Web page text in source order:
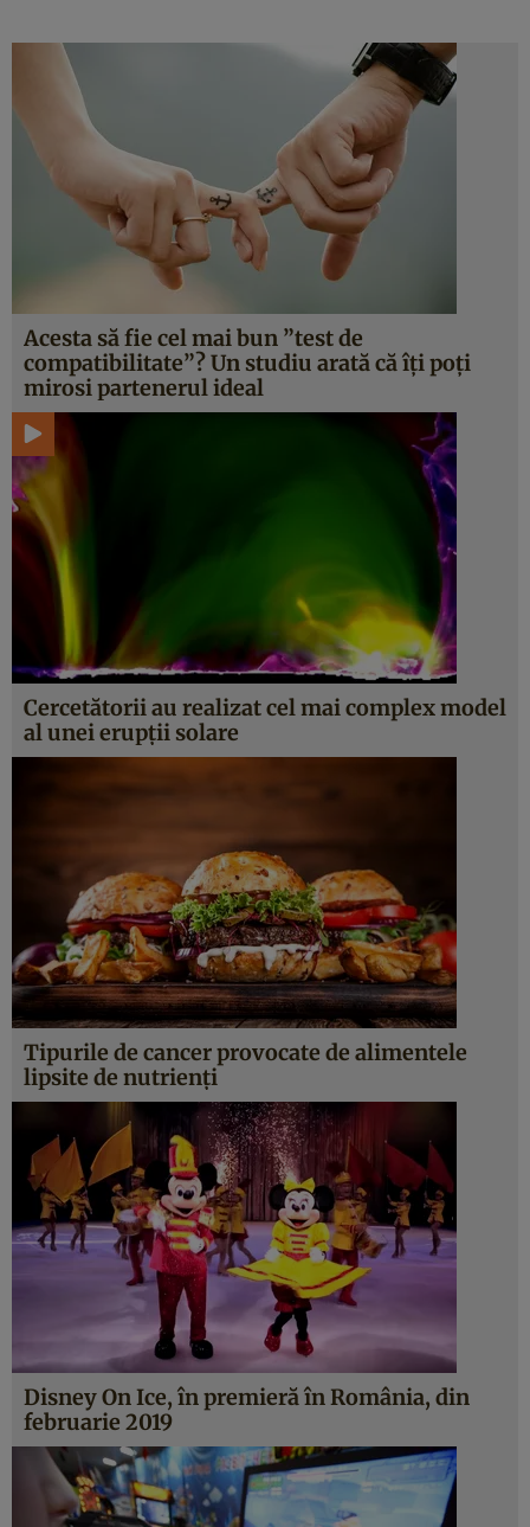
Acesta să fie cel mai bun ”test de
compatibilitate”? Un studiu arată că îţi poţi
mirosi partenerul ideal
Cercetătorii au realizat cel mai complex model
al unei erupţii solare
Tipurile de cancer provocate de alimentele
lipsite de nutrienţi
Disney On Ice, în premieră în România, din
februarie 2019